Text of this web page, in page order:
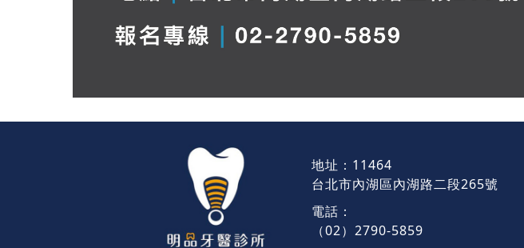
地址：11464
台北市內湖區內湖路二段265號
電話：
（02）2790-5859